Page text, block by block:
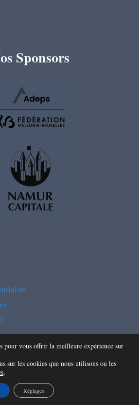
Sponsors
Belge Namur-Luxembourg A.S.B.L
réalisé grâce à Al Lègne
tous droits réservés
pour vous offrir la meilleure expérience sur
sur les cookies que nous utilisons ou les
.
Réglages